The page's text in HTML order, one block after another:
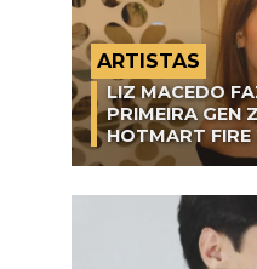
ARTISTAS
LIZ MACEDO
PRIMEIRA GEN
HOTMART